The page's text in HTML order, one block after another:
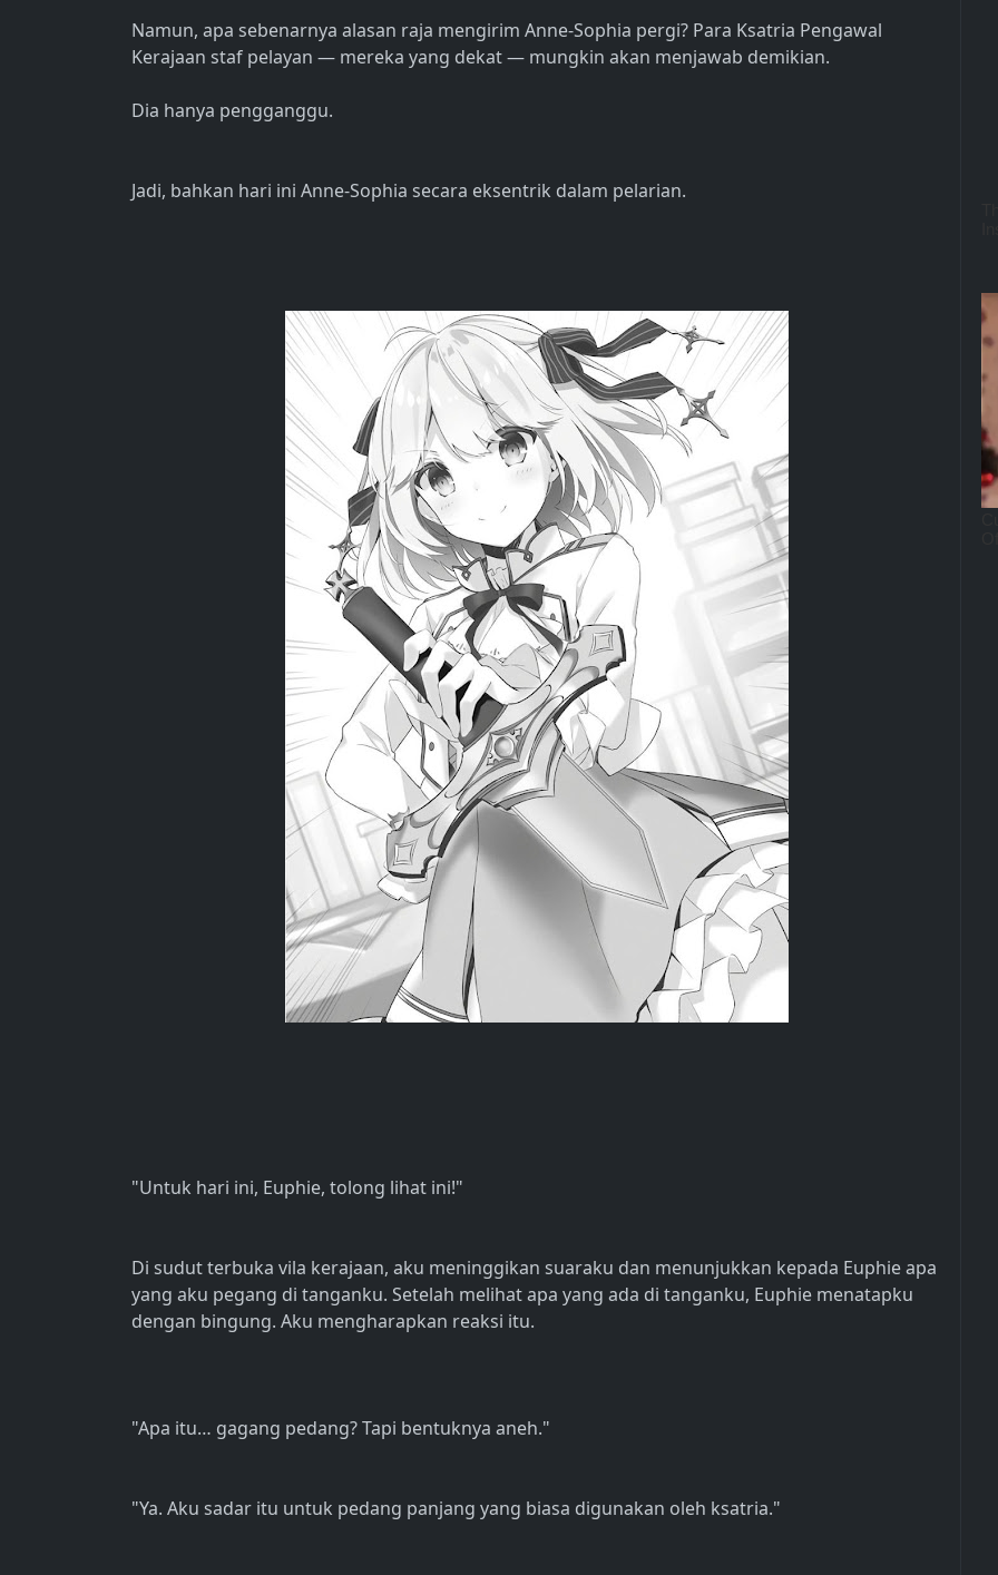
Namun, apa sebenarnya alasan raja mengirim Anne-Sophia pergi? Para Ksatria Pengawal
Kerajaan staf pelayan — mereka yang dekat — mungkin akan menjawab demikian.
Dia hanya pengganggu.
Jadi, bahkan hari ini Anne-Sophia secara eksentrik dalam pelarian.
"Untuk hari ini, Euphie, tolong lihat ini!"
Di sudut terbuka vila kerajaan, aku meninggikan suaraku dan menunjukkan kepada Euphie apa
yang aku pegang di tanganku. Setelah melihat apa yang ada di tanganku, Euphie menatapku
dengan bingung. Aku mengharapkan reaksi itu.
"Apa itu… gagang pedang? Tapi bentuknya aneh."
"Ya. Aku sadar itu untuk pedang panjang yang biasa digunakan oleh ksatria."